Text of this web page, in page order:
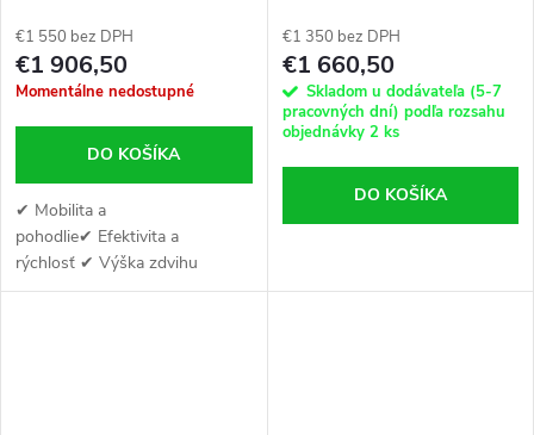
€1 550 bez DPH
€1 906,50
Momentálne nedostupné
DO KOŠÍKA
✔ Mobilita a
pohodlie✔ Efektivita a
rýchlosť ✔ Výška zdvihu
120cm
€1 350 bez DPH
€1 660,50
Skladom u dodávateľa (5-7
pracovných dní) podľa rozsahu
objednávky 2 ks
DO KOŠÍKA